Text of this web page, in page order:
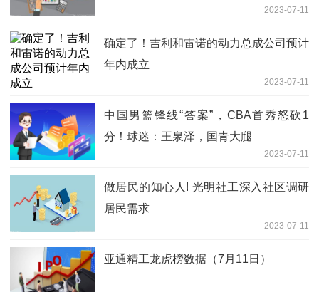
2023-07-11
确定了！吉利和雷诺的动力总成公司预计
年内成立
2023-07-11
中国男篮锋线“答案”，CBA首秀怒砍1
分！球迷：王泉泽，国青大腿
2023-07-11
做居民的知心人! 光明社工深入社区调研
居民需求
2023-07-11
亚通精工龙虎榜数据（7月11日）